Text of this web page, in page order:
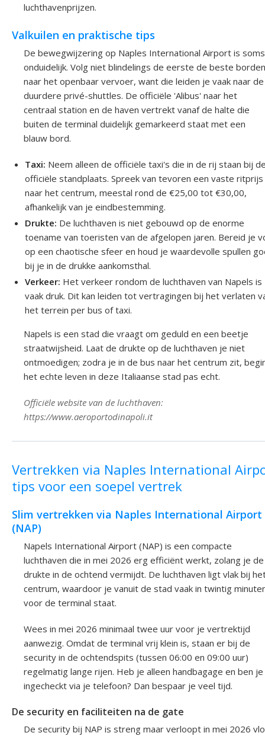
luchthavenprijzen.
Valkuilen en praktische tips
De bewegwijzering op Naples International Airport is soms
onduidelijk. Volg niet blindelings de eerste de beste borden
naar het openbaar vervoer, want die leiden je vaak naar de
duurdere privé-shuttles. De officiële 'Alibus' naar het
centraal station en de haven vertrekt vanaf de halte die
buiten de terminal duidelijk gemarkeerd staat met een
blauw bord.
Taxi: Neem alleen de officiële taxi's die in de rij staan bij
officiële standplaats. Spreek van tevoren een vaste
naar het centrum, meestal rond de €25,00 tot €30,00,
afhankelijk van je eindbestemming.
Drukte: De luchthaven is niet gebouwd op de enorme
toename van toeristen van de afgelopen jaren. Bereid je
op een chaotische sfeer en houd je waardevolle spullen
bij je in de drukke aankomsthal.
Verkeer: Het verkeer rondom de luchthaven van Napels is
vaak druk. Dit kan leiden tot vertragingen bij het verlaten
het terrein per bus of taxi.
Napels is een stad die vraagt om geduld en een beetje
straatwijsheid. Laat de drukte op de luchthaven je niet
ontmoedigen; zodra je in de bus naar het centrum zit,
het echte leven in deze Italiaanse stad pas echt.
Officiële website van de luchthaven:
https://www.aeroportodinapoli.it
Vertrekken via Naples International
tips voor een soepel vertrek
Slim vertrekken via Naples International Airport
(NAP)
Napels International Airport (NAP) is een compacte
luchthaven die in mei 2026 erg efficiënt werkt, zolang je de
drukte in de ochtend vermijdt. De luchthaven ligt vlak bij
centrum, waardoor je vanuit de stad vaak in twintig
voor de terminal staat.
Wees in mei 2026 minimaal twee uur voor je vertrektijd
aanwezig. Omdat de terminal vrij klein is, staan er bij de
security in de ochtendspits (tussen 06:00 en 09:00 uur)
regelmatig lange rijen. Heb je alleen handbagage en ben je
ingecheckt via je telefoon? Dan bespaar je veel tijd.
De security en faciliteiten na de gate
De security bij NAP is streng maar verloopt in mei 2026